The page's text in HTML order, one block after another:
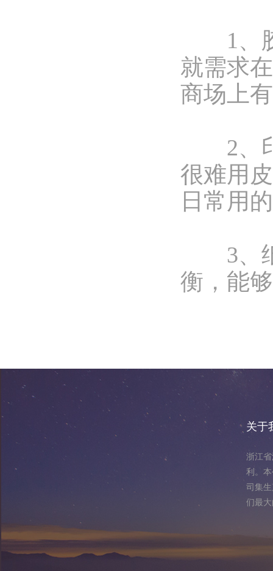
1、胶
就需求
商场上
2、印
很难用
日常用
3、纸
衡，能
关于
浙江
利。
司集
们最